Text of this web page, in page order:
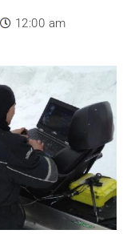
12:00 am